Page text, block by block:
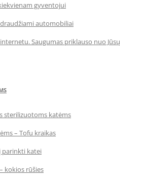
gyventojui
automobiliai
Saugumas priklauso nuo Jūsų
sterilizuotoms katėms
– Tofu kraikas
parinkti katei
kokios rūšies